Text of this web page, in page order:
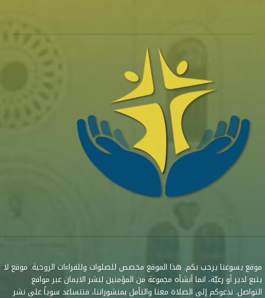
موقع يسوعنا يرحب بكم. هذا الموقع مخصص للصلوات وللقراءات الروحية. موقع لا
يتبع لدير أو رعيّة، انما أنشأه مجموعة من المؤمنين لنشر الايمان عبر مواقع
التواصل. ندعوكم إلى الصلاة معنا والتأمل بمنشوراتنا، فنتساعد سوياً على نشر